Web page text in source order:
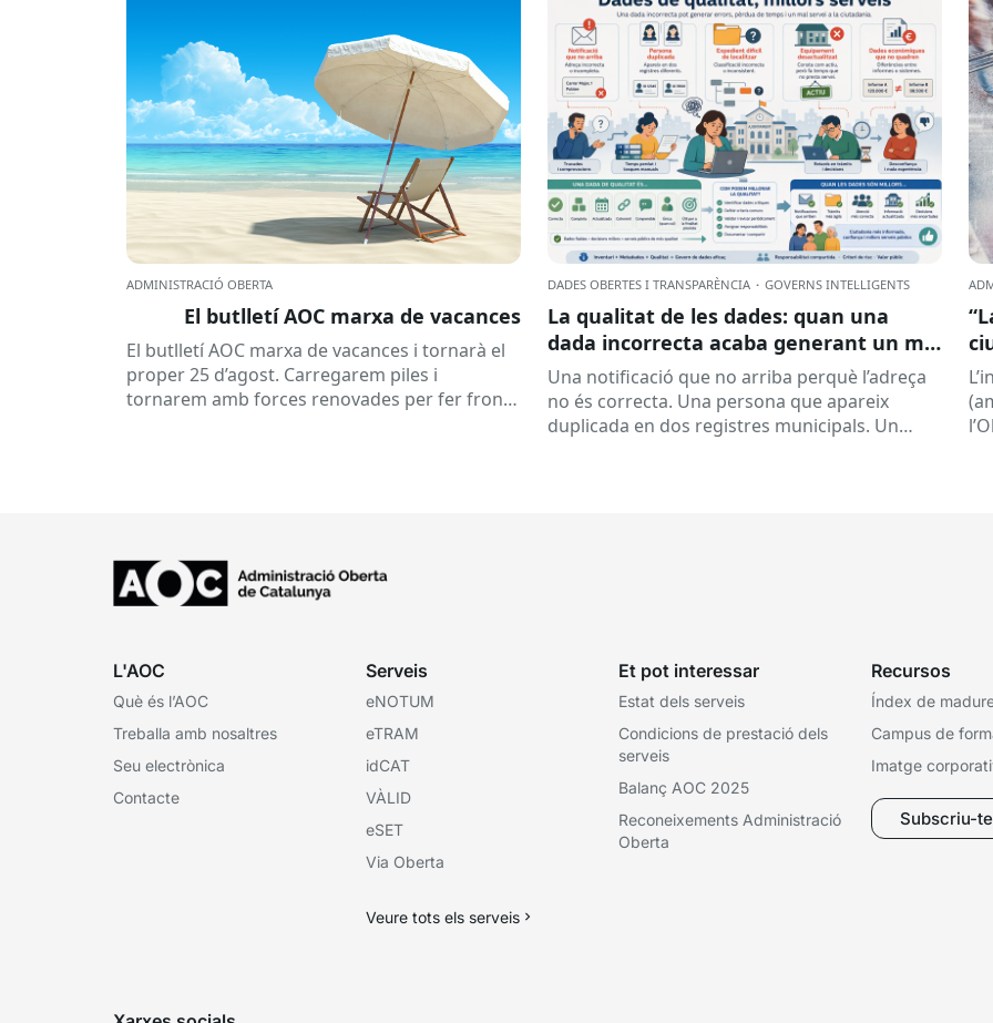
ADMINISTRACIÓ OBERTA
El butlletí AOC marxa de vacances
El butlletí AOC marxa de vacances i tornarà el
proper 25 d’agost. Carregarem piles i
tornarem amb forces renovades per fer front
DADES OBERTES I TRANSPARÈNCIA · GOVERNS INTEL·LIGENTS
La qualitat de les dades: quan una
dada incorrecta acaba generant un mal
servei
Una notificació que no arriba perquè l’adreça
no és correcta. Una persona que apareix
duplicada en dos registres municipals. Un
la
L'AOC
Què és l’AOC
Treballa amb nosaltres
Seu electrònica
Contacte
Serveis
eNOTUM
eTRAM
idCAT
VÀLID
eSET
Via Oberta
Veure tots els serveis
Et pot interessar
Estat dels serveis
Condicions de prestació dels
serveis
Balanç AOC 2025
Reconeixements Administració
Oberta
Recursos
Índex de
Campus de
Imatge
Subscriu-